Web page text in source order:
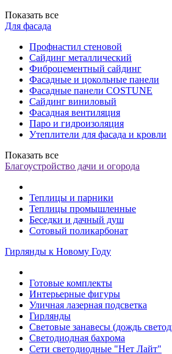
Показать все
Для фасада
Профнастил стеновой
Сайдинг металлический
Фиброцементный сайдинг
Фасадные и цокольные панели
Фасадные панели COSTUNE
Сайдинг виниловый
Фасадная вентиляция
Паро и гидроизоляция
Утеплители для фасада и кровли
Показать все
Благоустройство дачи и огорода
Теплицы и парники
Теплицы промышленные
Беседки и дачный душ
Сотовый поликарбонат
Гирлянды к Новому Году
Готовые комплекты
Интерьерные фигуры
Уличная лазерная подсветка
Гирлянды
Световые занавесы (дождь
Светодиодная бахрома
Сети светодиодные "Нет Лайт"